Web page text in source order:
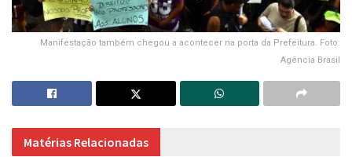
Manifestação também chegou a acontecer na porta da Prefeitura. Foto:
Agência Brasil
Matérias Relacionadas